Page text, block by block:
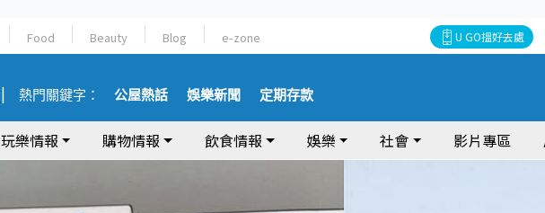
Food Beauty Blog e-zone U GO搵好去處
熱門關鍵字： 公屋熱話 娛樂新聞 定期存款
玩樂情報 購物情報 飲食情報 娛樂 社會 影片專區